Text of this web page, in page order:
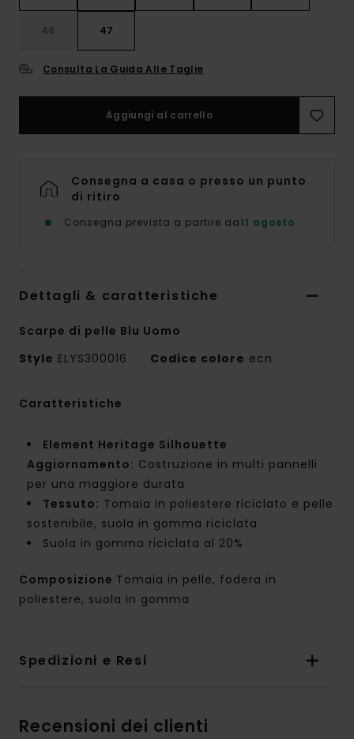
46 47
Consulta La Guida Alle Taglie
Aggiungi al carrello
Consegna a casa o presso un punto
di ritiro
Consegna prevista a partire da11 agosto
Dettagli & caratteristiche
Scarpe di pelle Blu Uomo
Style ELYS300016 Codice colore ecn
Caratteristiche
Element Heritage Silhouette
Aggiornamento: Costruzione in multi pannelli
per una maggiore durata
Tessuto: Tomaia in poliestere riciclato e pelle
sostenibile, suola in gomma riciclata
Suola in gomma riciclata al 20%
Composizione Tomaia in pelle, fodera in
poliestere, suola in gomma
Spedizioni e Resi
Recensioni dei clienti